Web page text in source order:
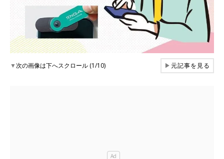
▼次の画像は下へスクロール (1/10) ▶元記事を見る